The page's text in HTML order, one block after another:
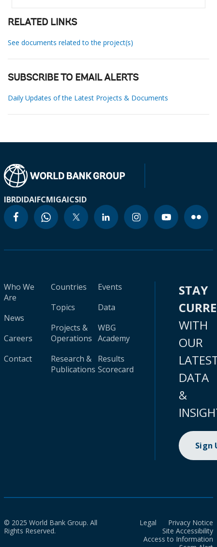
RELATED LINKS
See documents related to the project(s)
SUBSCRIBE TO EMAIL ALERTS
Daily Updates of the Latest Projects & Documents
IBRDIDAIFCMIGAICSID
Who We
Are
News
Careers
Contact
Countries
Topics
Projects &
Operations
Research &
Publications
Events
Data
WBG
Academy
Results
Scorecard
STAY
WITH
OUR
DATA
&
Sign
© 2025 World Bank Group. All
Rights Reserved.
Legal
Privacy Notice
Site Accessibility
Access to Information